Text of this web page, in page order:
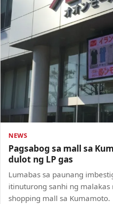
NEWS
Pagsabog sa mall sa
dulot ng LP gas
Lumabas sa paunang
itinuturong sanhi ng malakas
shopping mall sa Kumamoto.